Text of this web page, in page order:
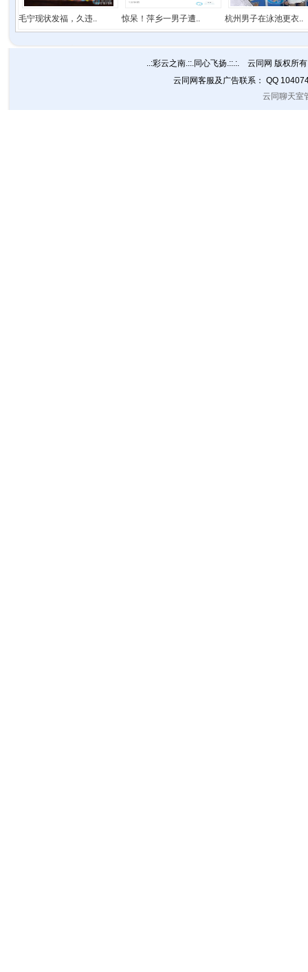
毛宁现状发福，久违.. 惊呆！萍乡一男子遭.. 杭州男子在泳池更衣..
..:彩云之南.::.同心飞扬.::.:. 云同网 版权所
云同网客服及广告联系： QQ
云同聊天室